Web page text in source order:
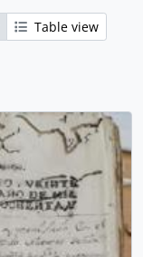
Table view